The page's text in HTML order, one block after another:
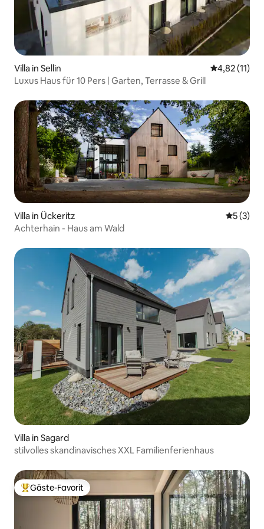
Villa in Sellin
4,82 (11)
Luxus Haus für 10 Pers | Garten, Terrasse & Grill
Villa in Ückeritz
5 (3)
Achterhain - Haus am Wald
Villa in Sagard
stilvolles skandinavisches XXL Familienferienhaus
Beliebter Gäste-Favorit.
Gäste-Favorit